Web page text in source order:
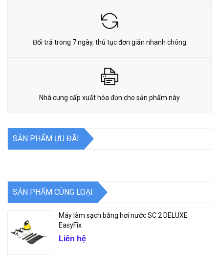
Đổi trả trong 7 ngày, thủ tục đơn giản nhanh chóng
Nhà cung cấp xuất hóa đơn cho sản phẩm này
SẢN PHẨM ƯU ĐÃI
SẢN PHẨM CÙNG LOẠI
Máy làm sạch bằng hơi nước SC 2 DELUXE
EasyFix
Liên hệ